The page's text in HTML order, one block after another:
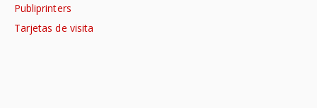
Publiprinters
Tarjetas de visita